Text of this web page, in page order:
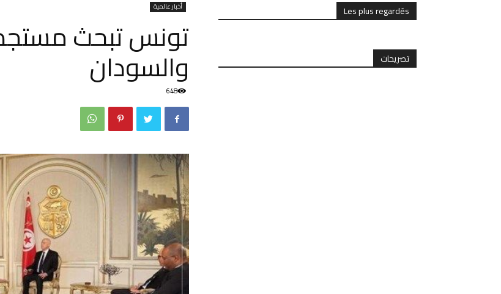
أخبار عالمية
تونس تبحث
والسودان
648
Les plus regardés
تصريحات